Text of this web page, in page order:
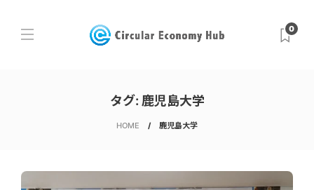
0
タグ: 鹿児島大学
HOME 鹿児島大学